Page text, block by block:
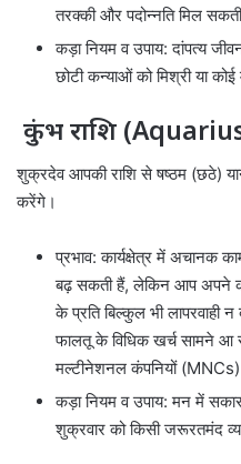
तरक्की और पदोन्नति मिल
कड़ा नियम व उपाय: दांपत्य
छोटी कन्याओं को मिश्री या
कुंभ राशि
शुक्रदेव आपकी राशि से षष्ठम (छठे)
करेंगे।
प्रभाव: कार्यक्षेत्र में अचानक
बढ़ सकती हैं, लेकिन आप अपने
के प्रति बिल्कुल भी लापरवाही
फालतू के विधिक खर्च सामने आ
मल्टीनेशनल कंपनियों
कड़ा नियम व उपाय: मन में
शुक्रवार को किसी जरूरतमंद